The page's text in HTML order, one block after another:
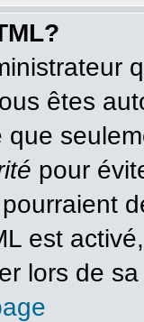
êtes
que
pour
est
lors de